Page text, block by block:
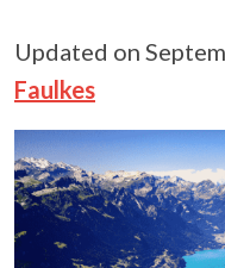
Updated on
Faulkes